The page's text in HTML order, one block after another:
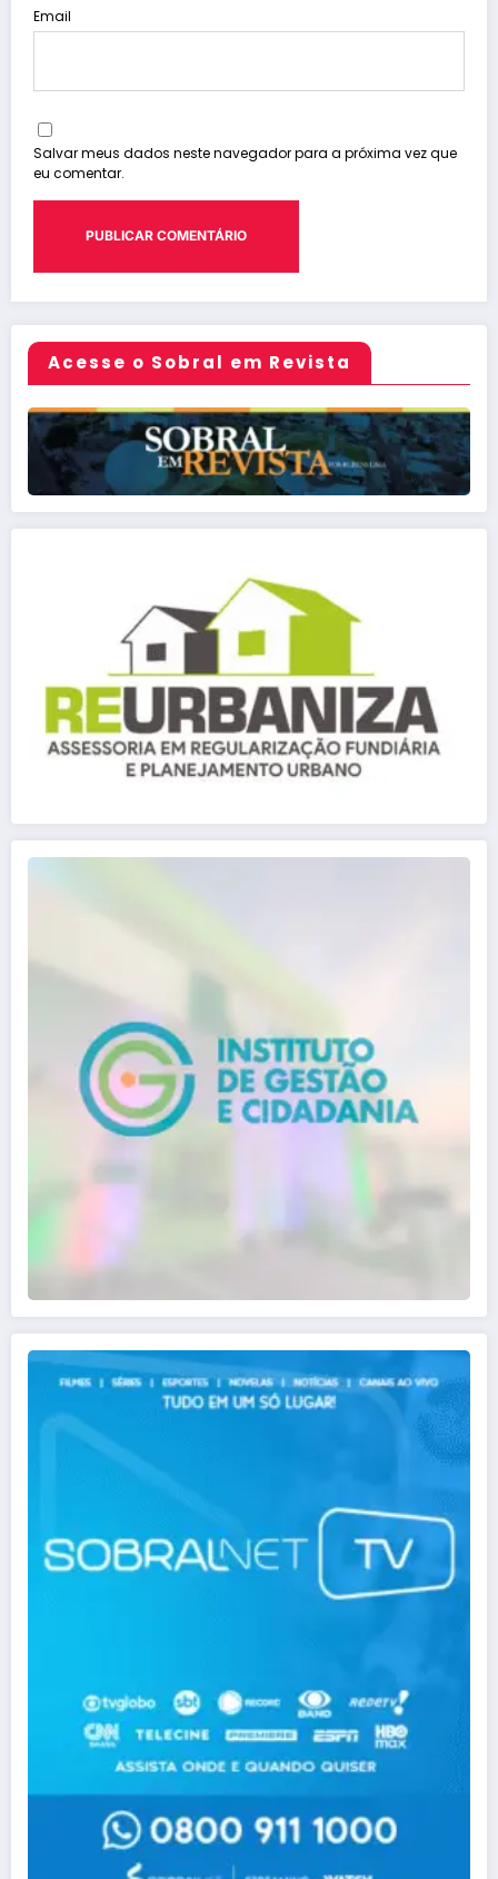
Email
Salvar meus dados neste navegador para a próxima vez que
eu comentar.
Acesse o Sobral em Revista